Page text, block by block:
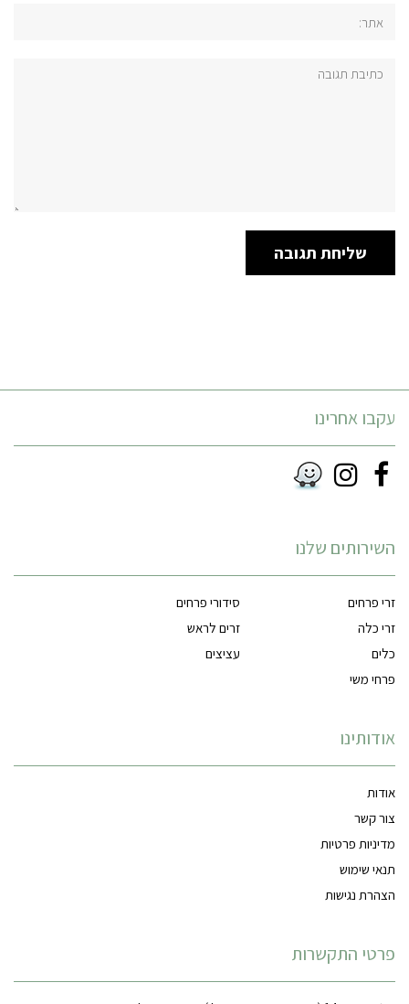
עקבו אחרינו
השירותים שלנו
זרי פרחים
סידורי פרחים
זרי כלה
זרים לראש
כלים
עציצים
פרחי משי
אודותינו
אודות
צור קשר
מדיניות פרטיות
תנאי שימוש
הצהרת נגישות
פרטי התקשרות